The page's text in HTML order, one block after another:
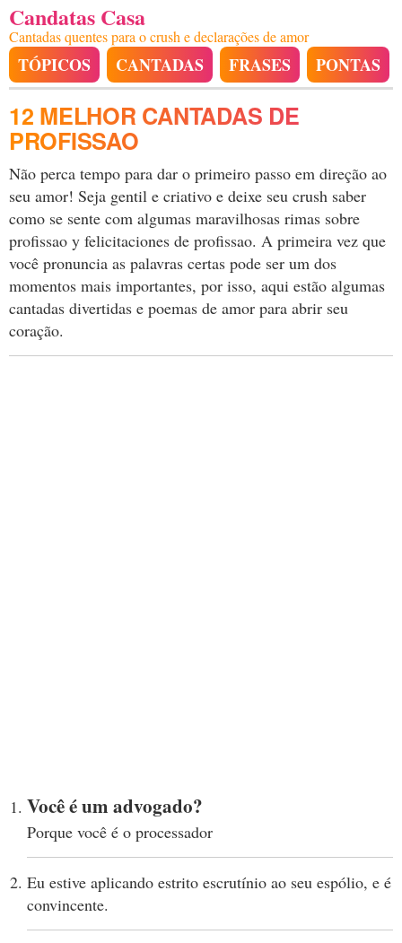
Candatas Casa
Cantadas quentes para o crush e declarações de amor
TÓPICOS CANTADAS FRASES PONTAS
12 MELHOR CANTADAS DE
PROFISSAO
Não perca tempo para dar o primeiro passo em direção ao
seu amor! Seja gentil e criativo e deixe seu crush saber
como se sente com algumas maravilhosas rimas sobre
profissao y felicitaciones de profissao. A primeira vez que
você pronuncia as palavras certas pode ser um dos
momentos mais importantes, por isso, aqui estão algumas
cantadas divertidas e poemas de amor para abrir seu
coração.
Você é um advogado?
Porque você é o processador
Eu estive aplicando estrito escrutínio ao seu espólio, e é
convincente.